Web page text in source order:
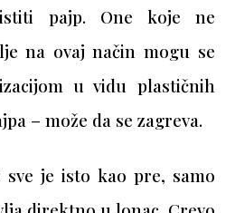
pajp. One koje ne
na ovaj način mogu se
u vidu plastičnih
– može da se zagreva.
sve je isto kao pre, samo